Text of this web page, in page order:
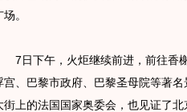
场。
7日下午，火炬继续前进，前往香
宫、巴黎市政府、巴黎圣母院等著
街上的法国国家奥委会，也见证了北